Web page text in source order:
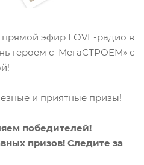
прямой эфир LOVE-радио в
героем с МегаСТРОЕМ» c
и приятные призы!
победителей!
призов! Следите за